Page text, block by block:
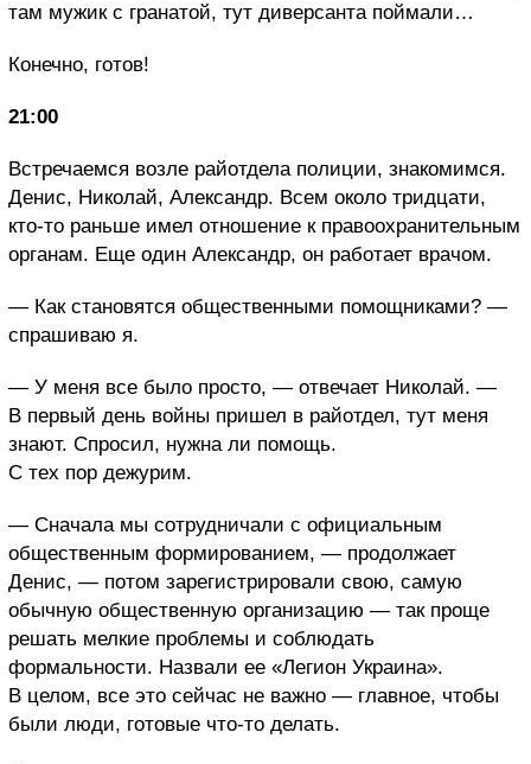
там мужик с гранатой, тут диверсанта поймали…
Конечно, готов!
21:00
Встречаемся возле райотдела полиции, знакомимся.
Денис, Николай, Александр. Всем около тридцати,
кто-то раньше имел отношение к правоохранительным
органам. Еще один Александр, он работает врачом.
— Как становятся общественными помощниками? —
спрашиваю я.
— У меня все было просто, — отвечает Николай. —
В первый день войны пришел в райотдел, тут меня
знают. Спросил, нужна ли помощь.
С тех пор дежурим.
— Сначала мы сотрудничали с официальным
общественным формированием, — продолжает
Денис, — потом зарегистрировали свою, самую
обычную общественную организацию — так проще
решать мелкие проблемы и соблюдать
формальности. Назвали ее «Легион Украина».
В целом, все это сейчас не важно — главное, чтобы
были люди, готовые что-то делать.